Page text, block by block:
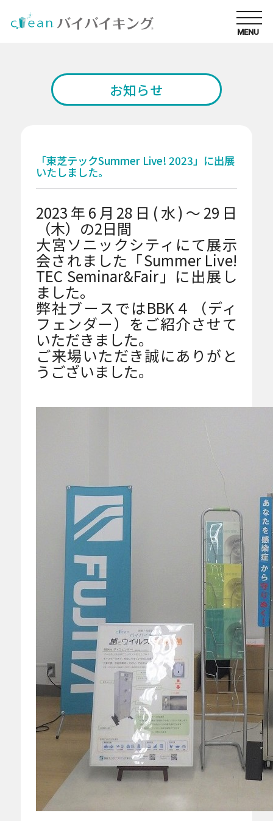
厳しい衛生管理が求められる環境に適したモデ
ル
風除室などに適したモデル
人が集まるイベントなどに適したモデル
MENU
お知らせ
「東芝テックSummer Live! 2023」に出展
いたしました。
2023年6月28日(水)～29日
（木）の2日間
大宮ソニックシティにて展示
会されました「Summer Live!
TEC Seminar&Fair」に出展し
ました。
弊社ブースではBBK４（ディ
フェンダー）をご紹介させて
いただきました。
ご来場いただき誠にありがと
うございました。